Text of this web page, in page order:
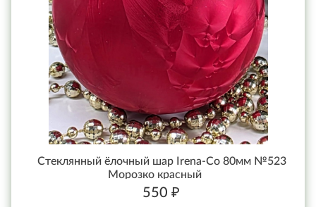
Стеклянный ёлочный шар Irena-Co 80мм №523
Морозко красный
550 ₽